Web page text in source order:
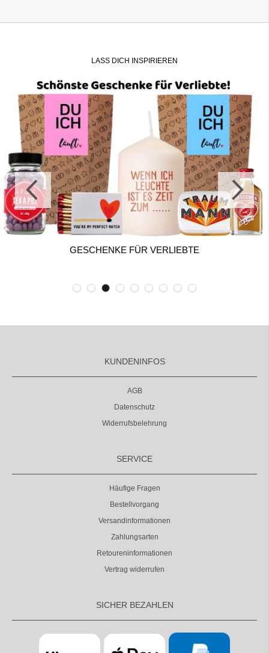
LASS DICH INSPIRIEREN
GESCHENKE ZUM
KUNDENINFOS
AGB
Datenschutz
Widerrufsbelehrung
SERVICE
Häufige Fragen
Bestellvorgang
Versandinformationen
Zahlungsarten
Retoureninformationen
Vertrag widerrufen
SICHER BEZAHLEN